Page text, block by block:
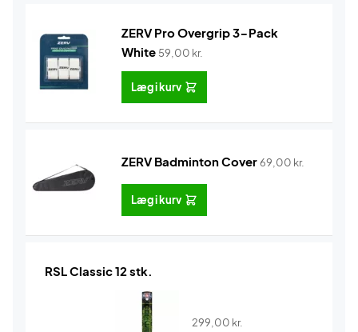
ZERV Pro Overgrip 3-Pack
White 59,00 kr.
Læg i kurv
ZERV Badminton Cover69,00 kr.
Læg i kurv
RSL Classic 12 stk.
299,00 kr.